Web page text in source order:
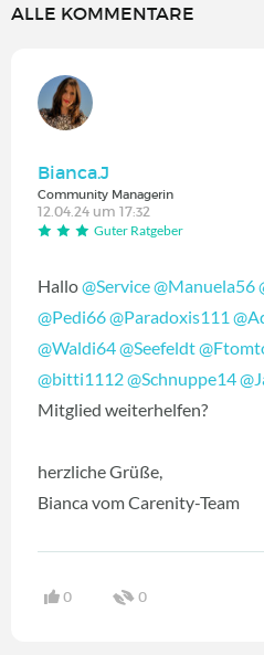
ALLE KOMMENTARE
Bianca.J
Community Managerin
12.04.24 um 17:32
Guter Ratgeber
Hallo@Service@Manuela56
@Pedi66@Paradoxis111
@Waldi64@Seefeldt
@bitti1112@Schnuppe14
Mitglied weiterhelfen?
herzliche Grüße,
Bianca vom Carenity-Team
0 0